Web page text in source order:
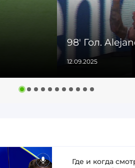
98' Гол.
12.09.2025
Где и когда